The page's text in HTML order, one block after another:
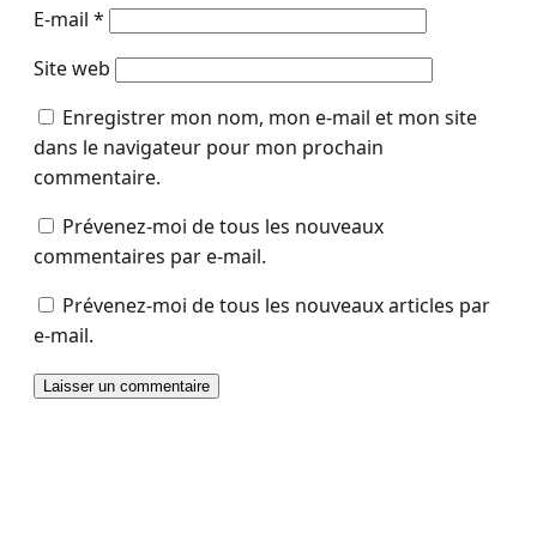
E-mail *
Site web
Enregistrer mon nom, mon e-mail et mon site
dans le navigateur pour mon prochain
commentaire.
Prévenez-moi de tous les nouveaux
commentaires par e-mail.
Prévenez-moi de tous les nouveaux articles par
e-mail.